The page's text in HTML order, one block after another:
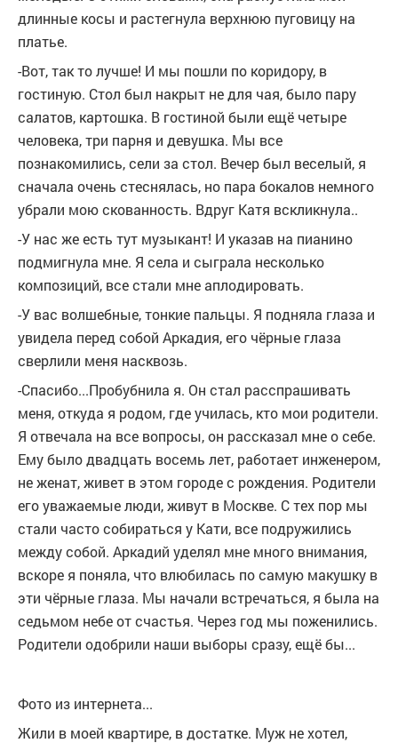
длинные косы и растегнула верхнюю пуговицу на
платье.
-Вот, так то лучше! И мы пошли по коридору, в
гостиную. Стол был накрыт не для чая, было пару
салатов, картошка. В гостиной были ещё четыре
человека, три парня и девушка. Мы все
познакомились, сели за стол. Вечер был веселый, я
сначала очень стеснялась, но пара бокалов немного
убрали мою скованность. Вдруг Катя вскликнула..
-У нас же есть тут музыкант! И указав на пианино
подмигнула мне. Я села и сыграла несколько
композиций, все стали мне аплодировать.
-У вас волшебные, тонкие пальцы. Я подняла глаза и
увидела перед собой Аркадия, его чёрные глаза
сверлили меня насквозь.
-Спасибо...Пробубнила я. Он стал расспрашивать
меня, откуда я родом, где училась, кто мои родители.
Я отвечала на все вопросы, он рассказал мне о себе.
Ему было двадцать восемь лет, работает инженером,
не женат, живет в этом городе с рождения. Родители
его уважаемые люди, живут в Москве. С тех пор мы
стали часто собираться у Кати, все подружились
между собой. Аркадий уделял мне много внимания,
вскоре я поняла, что влюбилась по самую макушку в
эти чёрные глаза. Мы начали встречаться, я была на
седьмом небе от счастья. Через год мы поженились.
Родители одобрили наши выборы сразу, ещё бы...
Фото из интернета...
Жили в моей квартире, в достатке. Муж не хотел,